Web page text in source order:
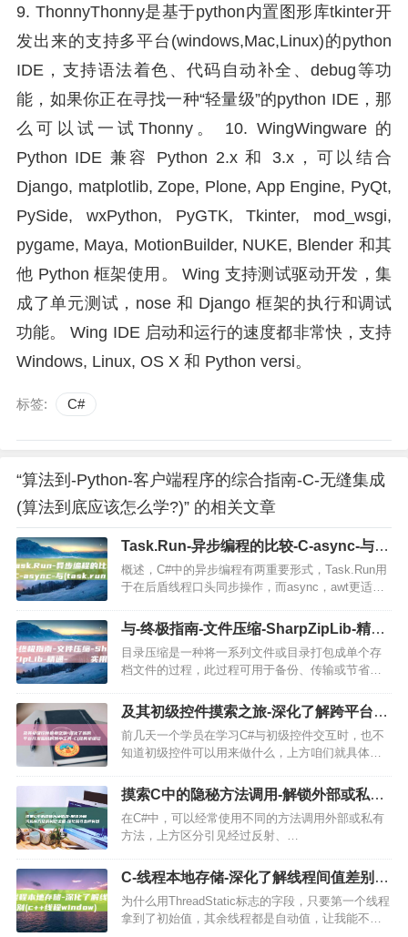
9. ThonnyThonny是基于python内置图形库tkinter开
发出来的支持多平台(windows,Mac,Linux)的python
IDE，支持语法着色、代码自动补全、debug等功
能，如果你正在寻找一种“轻量级”的python IDE，那
么可以试一试Thonny。 10. WingWingware 的
Python IDE 兼容 Python 2.x 和 3.x，可以结合
Django, matplotlib, Zope, Plone, App Engine, PyQt,
PySide, wxPython, PyGTK, Tkinter, mod_wsgi,
pygame, Maya, MotionBuilder, NUKE, Blender 和其
他 Python 框架使用。 Wing 支持测试驱动开发，集
成了单元测试，nose 和 Django 框架的执行和调试
功能。 Wing IDE 启动和运行的速度都非常快，支持
Windows, Linux, OS X 和 Python versi。
标签: C#
“算法到-Python-客户端程序的综合指南-C-无缝集成
(算法到底应该怎么学?)” 的相关文章
Task.Run-异步编程的比较-C-async-与
(task.run方法)
概述，C#中的异步编程有两重要形式，Task.Run用
于在后盾线程口头同步操作，而async，awt更适用
运行，初级用规律展示了它们的联合经常使用，提
供更灵…
与-终极指南-文件压缩-SharpZipLib-精通-
พร้อม实用代码范例-DotNetZip-C (终极指
南针官方网站)
目录压缩是一种将一系列文件或目录打包成单个存
档文件的过程，此过程可用于备份、传输或节省磁
态的过程，有许多不同的目录压缩和解压缩工具可
用，最流行的一些工具包括…
及其初级控件摸索之旅-深化了解跨平台开
发畛域的弱小工具-C (及其初级控件有哪
些)
前几天一个学员在学习C#与初级控件交互时，也不
知道初级控件可以用来做什么，上方咱们就具体讲
盛的面向对象编程言语，它蕴含了许多初级控件，
如ListView…
摸索C中的隐秘方法调用-解锁外部或私有
方法的秘密通道-深化探寻五种有目共睹的
方法
在C#中，可以经常使用不同的方法调用外部或私有
方法，上方区分引见经过反射、
方法，call，、灵活方法，calli，这五种方法，1.…
C-线程本地存储-深化了解线程间值差别
(c++线程 window)
为什么用ThreadStatic标志的字段，只要第一个线程
拿到了初始值，其余线程都是自动值，让我能不能